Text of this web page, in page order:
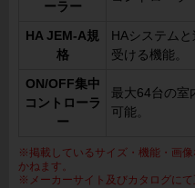
ーラー
HA JEM-A規
格
HAシステム
受ける機能。
ON/OFF集中
コントローラ
ー
最大64台の室
可能。
※掲載しているサイズ・機能・画
かねます。
※メーカーサイト及びカタログにて